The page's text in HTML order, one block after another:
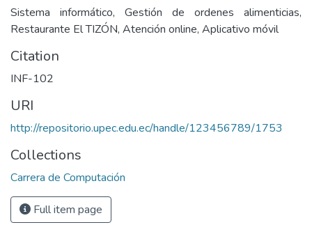
Sistema informático, Gestión de ordenes alimenticias,
Restaurante El TIZÓN, Atención online, Aplicativo móvil
Citation
INF-102
URI
http://repositorio.upec.edu.ec/handle/123456789/1753
Collections
Carrera de Computación
Full item page